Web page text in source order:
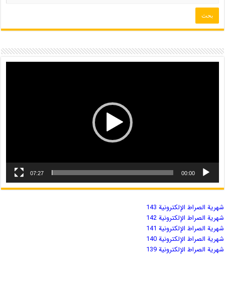
00:00
07:27
شهریة الصراط الإلكترونية 143
شهریة الصراط الإلكترونية 142
شهریة الصراط الإلكترونية 141
شهریة الصراط الإلكترونية 140
شهریة الصراط الإلكترونية 139